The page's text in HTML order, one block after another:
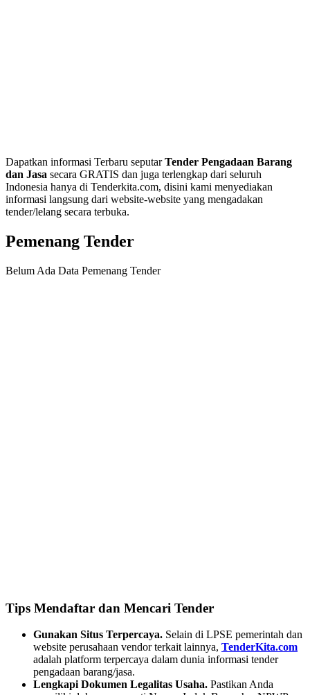
Dapatkan informasi Terbaru seputarTender Pengadaan Barang
dan Jasa secara GRATIS dan juga terlengkap dari seluruh
Indonesia hanya di Tenderkita.com, disini kami menyediakan
informasi langsung dari website-website yang mengadakan
tender/lelang secara terbuka.
Pemenang Tender
Belum Ada Data Pemenang Tender
Tips Mendaftar dan Mencari Tender
Gunakan Situs Terpercaya. Selain di LPSE pemerintah dan
website perusahaan vendor terkait lainnya, TenderKita.com
adalah platform terpercaya dalam dunia informasi tender
pengadaan barang/jasa.
Lengkapi Dokumen Legalitas Usaha. Pastikan Anda